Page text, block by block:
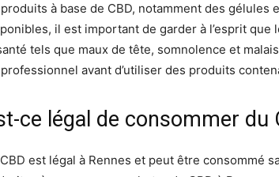
à base de CBD, notamment des
il est important de garder à l’esprit
tels que maux de tête, somnolence et
avant d’utiliser des produits
ce légal de consommer du
est légal à Rennes et peut être consommé